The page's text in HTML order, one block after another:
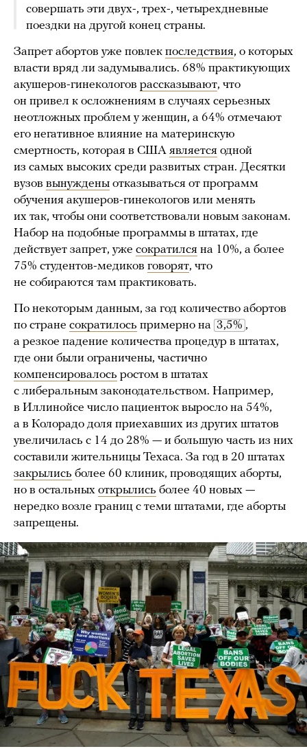
совершать эти двух-, трех-, четырехдневные
поездки на другой конец страны.
Запрет абортов уже повлек последствия, о которых
власти вряд ли задумывались. 68% практикующих
акушеров-гинекологов рассказывают, что
он привел к осложнениям в случаях серьезных
неотложных проблем у женщин, а 64% отмечают
его негативное влияние на материнскую
смертность, которая в США является одной
из самых высоких среди развитых стран. Десятки
вузов вынуждены отказываться от программ
обучения акушеров-гинекологов или менять
их так, чтобы они соответствовали новым законам.
Набор на подобные программы в штатах, где
действует запрет, уже сократился на 10%, а более
75% студентов-медиков говорят, что
не собираются там практиковать.
По некоторым данным, за год количество абортов
по стране сократилось примерно на 3,5% ,
а резкое падение количества процедур в штатах,
где они были ограничены, частично
компенсировалось ростом в штатах
с либеральным законодательством. Например,
в Иллинойсе число пациенток выросло на 54%,
а в Колорадо доля приехавших из других штатов
увеличилась с 14 до 28% — и большую часть из них
составили жительницы Техаса. За год в 20 штатах
закрылись более 60 клиник, проводящих аборты,
но в остальных открылись более 40 новых —
нередко возле границ с теми штатами, где аборты
запрещены.